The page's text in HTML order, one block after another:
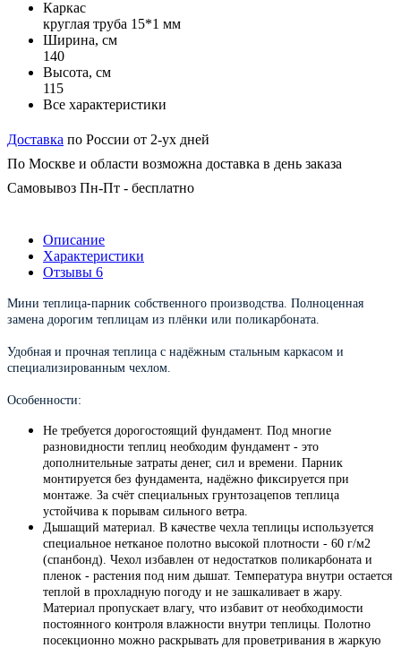
Каркас
круглая труба 15*1 мм
Ширина, см
140
Высота, см
115
Все характеристики
Доставка по России от 2-ух дней
По Москве и области возможна доставка в день заказа
Самовывоз Пн-Пт - бесплатно
Описание
Характеристики
Отзывы 6
Мини теплица-парник собственного производства. Полноценная
замена дорогим теплицам из плёнки или поликарбоната.
Удобная и прочная теплица с надёжным стальным каркасом и
специализированным чехлом.
Особенности:
Не требуется дорогостоящий фундамент. Под многие
разновидности теплиц необходим фундамент - это
дополнительные затраты денег, сил и времени. Парник
монтируется без фундамента, надёжно фиксируется при
монтаже. За счёт специальных грунтозацепов теплица
устойчива к порывам сильного ветра.
Дышащий материал. В качестве чехла теплицы используется
специальное нетканое полотно высокой плотности - 60 г/м2
(спанбонд). Чехол избавлен от недостатков поликарбоната и
пленок - растения под ним дышат. Температура внутри остается
теплой в прохладную погоду и не зашкаливает в жару.
Материал пропускает влагу, что избавит от необходимости
постоянного контроля влажности внутри теплицы. Полотно
посекционно можно раскрывать для проветривания в жаркую